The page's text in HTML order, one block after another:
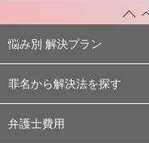
悩み別 解決プラン
罪名から解決法を探す
弁護士費用